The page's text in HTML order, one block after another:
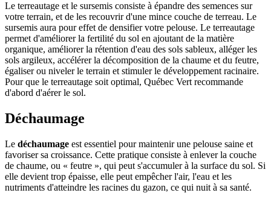
Le terreautage et le sursemis consiste à épandre des semences sur
votre terrain, et de les recouvrir d'une mince couche de terreau. Le
sursemis aura pour effet de densifier votre pelouse. Le terreautage
permet d'améliorer la fertilité du sol en ajoutant de la matière
organique, améliorer la rétention d'eau des sols sableux, alléger les
sols argileux, accélérer la décomposition de la chaume et du feutre,
égaliser ou niveler le terrain et stimuler le développement racinaire.
Pour que le terreautage soit optimal, Québec Vert recommande
d'abord d'aérer le sol.
Déchaumage
Le déchaumage est essentiel pour maintenir une pelouse saine et
favoriser sa croissance. Cette pratique consiste à enlever la couche
de chaume, ou « feutre », qui peut s'accumuler à la surface du sol. Si
elle devient trop épaisse, elle peut empêcher l'air, l'eau et les
nutriments d'atteindre les racines du gazon, ce qui nuit à sa santé.